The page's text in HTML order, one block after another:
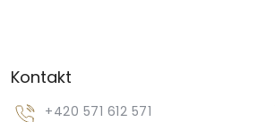
Kontakt
+420 571 612 571